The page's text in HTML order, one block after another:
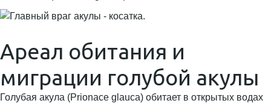
Ареал обитания и
миграции голубой акулы
Голубая акула (Prionace glauca) обитает в открытых водах